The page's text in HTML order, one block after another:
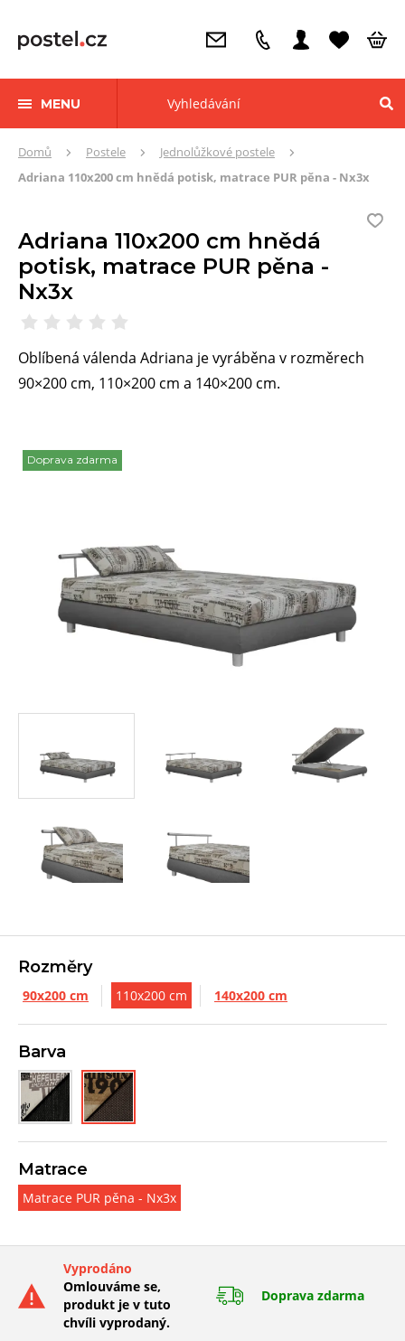
MENU
ZdeDomů Postele
Jednolůžkové postele
Adriana 110x200 cm hnědá potisk, matrace PUR pěna - Nx3x
Adriana 110x200 cm hnědá
potisk, matrace PUR pěna -
Nx3x
Oblíbená válenda Adriana je vyráběna v rozměrech
90×200 cm, 110×200 cm a 140×200 cm.
Doprava zdarma
Rozměry
90x200 cm 110x200 cm 140x200 cm
Barva
Matrace
Matrace PUR pěna - Nx3x
Vyprodáno
Omlouváme se,
produkt je v tuto
chvíli vyprodaný.
Doprava zdarma